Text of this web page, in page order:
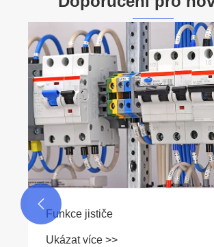
Funkce jističe
Ukázat více >>
